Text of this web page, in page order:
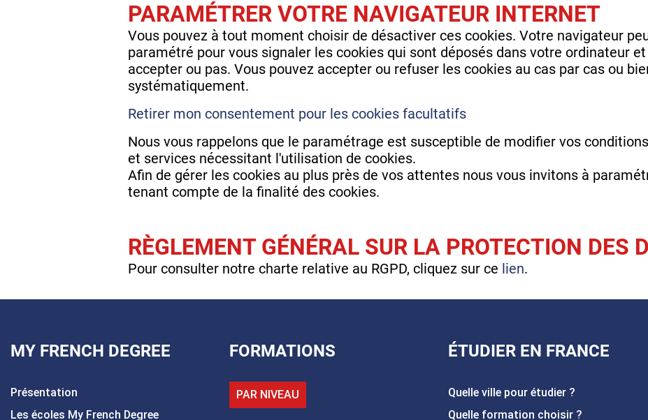
PARAMÉTRER VOTRE NAVIGATEUR INTERNET
Vous pouvez à tout moment choisir de désactiver ces cookies. Votre navigateur
paramétré pour vous signaler les cookies qui sont déposés dans votre ordinateur
accepter ou pas. Vous pouvez accepter ou refuser les cookies au cas par cas ou
systématiquement.
Retirer mon consentement pour les cookies facultatifs
Nous vous rappelons que le paramétrage est susceptible de modifier vos
et services nécessitant l'utilisation de cookies.
Afin de gérer les cookies au plus près de vos attentes nous vous invitons à
tenant compte de la finalité des cookies.
RÈGLEMENT GÉNÉRAL SUR LA PROTECTION DES
Pour consulter notre charte relative au RGPD, cliquez sur ce lien.
MY FRENCH DEGREE
Présentation
Les écoles My French Degree
FORMATIONS
PAR NIVEAU
ÉTUDIER EN FRANCE
Quelle ville pour étudier ?
Quelle formation choisir ?